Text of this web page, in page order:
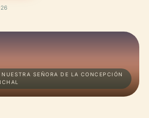
SEÑORA DE LA CONCEPCIÓN